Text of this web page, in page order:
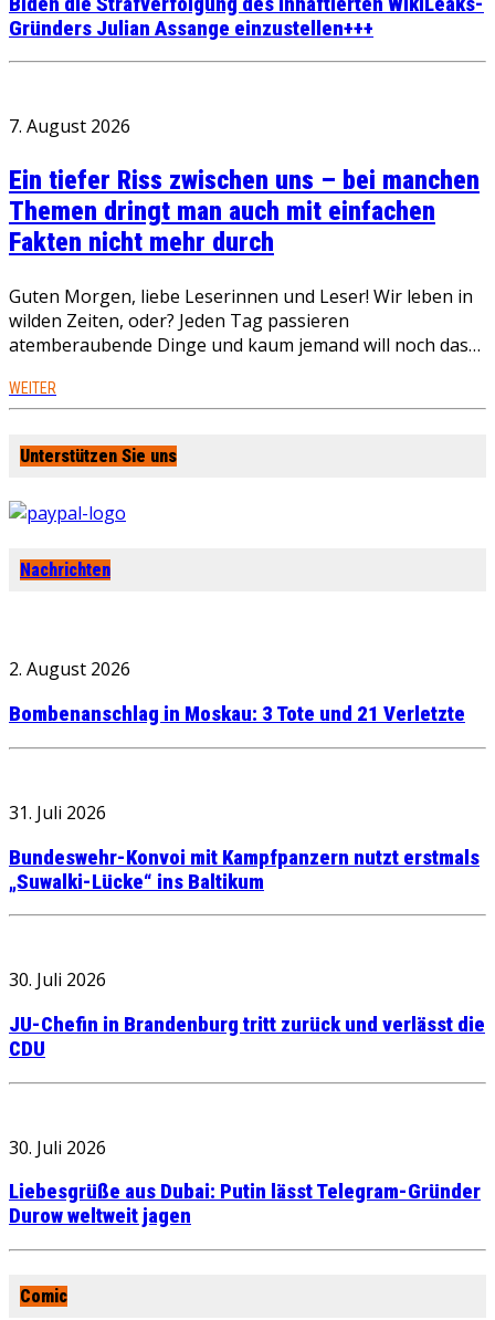
Gründers Julian Assange einzustellen+++
7. August 2026
Ein tiefer Riss zwischen uns – bei manchen
Themen dringt man auch mit einfachen
Fakten nicht mehr durch
Guten Morgen, liebe Leserinnen und Leser! Wir leben in
wilden Zeiten, oder? Jeden Tag passieren
atemberaubende Dinge und kaum jemand will noch das…
WEITER
Unterstützen Sie uns
Nachrichten
2. August 2026
Bombenanschlag in Moskau: 3 Tote und 21 Verletzte
31. Juli 2026
Bundeswehr-Konvoi mit Kampfpanzern nutzt erstmals
„Suwalki-Lücke“ ins Baltikum
30. Juli 2026
JU-Chefin in Brandenburg tritt zurück und verlässt die
CDU
30. Juli 2026
Liebesgrüße aus Dubai: Putin lässt Telegram-Gründer
Durow weltweit jagen
Comic